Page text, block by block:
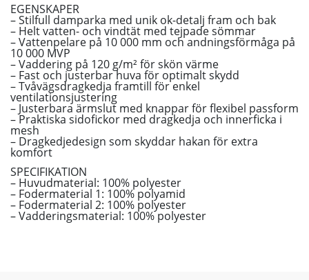
EGENSKAPER
– Stilfull damparka med unik ok-detalj fram och bak
– Helt vatten- och vindtät med tejpade sömmar
– Vattenpelare på 10 000 mm och andningsförmåga på
10 000 MVP
– Vaddering på 120 g/m² för skön värme
– Fast och justerbar huva för optimalt skydd
– Tvåvägsdragkedja framtill för enkel
ventilationsjustering
– Justerbara ärmslut med knappar för flexibel passform
– Praktiska sidofickor med dragkedja och innerficka i
mesh
– Dragkedjedesign som skyddar hakan för extra
komfort
SPECIFIKATION
– Huvudmaterial: 100% polyester
– Fodermaterial 1: 100% polyamid
– Fodermaterial 2: 100% polyester
– Vadderingsmaterial: 100% polyester